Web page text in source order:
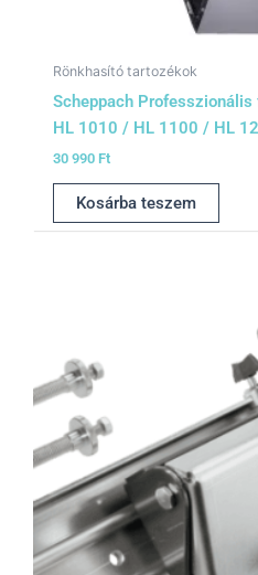
Rönkhasító tartozékok
Scheppach
HL 1010 / HL 1100 / HL
30 990 Ft
Kosárba teszem